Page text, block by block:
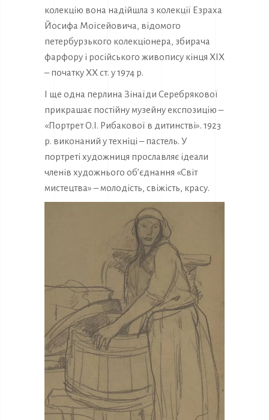
колекцію вона надійшла з колекції Езраха
Йосифа Моїсейовича, відомого
петербурзького колекціонера, збирача
фарфору і російського живопису кінця XIX
– початку XX ст. у 1974 р.
І ще одна перлина Зінаїди Серебрякової
прикрашає постійну музейну експозицію –
«Портрет О.І. Рибакової в дитинстві». 1923
р. виконаний у техніці – пастель. У
портреті художниця прославляє ідеали
членів художнього об’єднання «Світ
мистецтва» – молодість, свіжість, красу.